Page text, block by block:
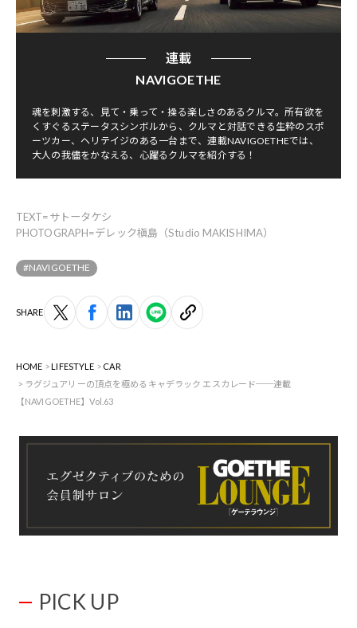
連載
NAVIGOETHE
魂を刺激する、見て・乗って・操る楽しさのあるクルマ。所有欲を
くすぐるステータスシンボルから、クルマと対話できる生粋のスポ
ーツカー、ヘリテイジのある一台まで、連載NAVIGOETHEでは、
大人の我儘をかなえる、心躍るクルマを紹介する！
TEXT=サトータケシ
PHOTOGRAPH=デレック槇島（Studio MAKISHIMA）
#NAVIGOETHE
SHARE
HOME LIFESTYLE
CAR
ラグジュアリーの頂点を極めるキャデラック エスカレード──連載
【NAVIGOETHE】Vol.63
PICK UP